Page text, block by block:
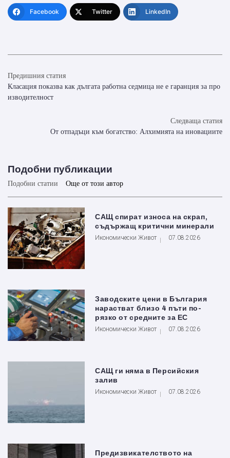
Facebook Twitter LinkedIn
Предишния статия
Класация показва как дългата работна седмица не е гаранция за про
изводителност
Следваща статия
От отпадъци към богатство: Алхимията на иновациите
Подобни публикации
Подобни статии Още от този автор
САЩ спират износа на скрап,
съдържащ критични минерали
Икономически Живот 07.08.2026
Заводските цени в България
нарастват близо 4 пъти по-
рязко от средните за ЕС
Икономически Живот 07.08.2026
САЩ ги няма в Персийския
залив
Икономически Живот 07.08.2026
Предизвикателството на